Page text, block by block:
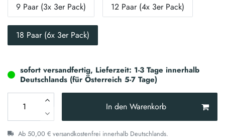
9 Paar (3x 3er Pack) 12 Paar (4x 3er Pack)
18 Paar (6x 3er Pack)
sofort versandfertig, Lieferzeit: 1-3 Tage innerhalb
Deutschlands (für Österreich 5-7 Tage)
In den Warenkorb
Ab 50,00 € versandkostenfrei innerhalb Deutschlands.